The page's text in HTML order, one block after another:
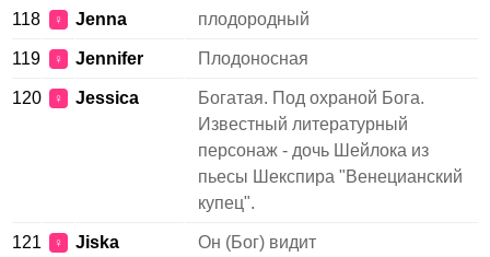
118 ♀ Jenna плодородный
119 ♀ Jennifer Плодоносная
120 ♀ Jessica
Богатая. Под охраной Бога.
Известный литературный
персонаж - дочь Шейлока из
пьесы Шекспира "Венецианский
купец".
121 ♀ Jiska Он (Бог) видит